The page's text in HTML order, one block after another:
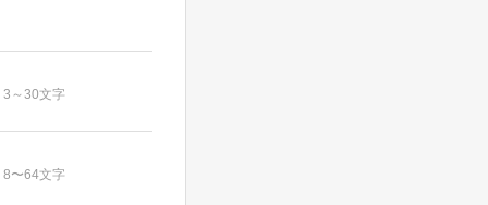
～30文字
〜64文字